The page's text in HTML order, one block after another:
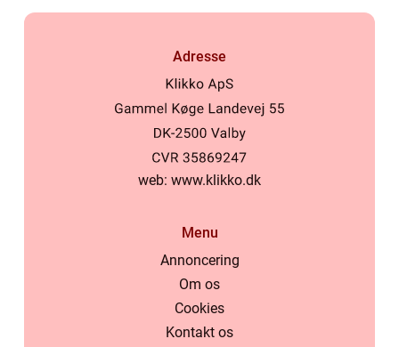
Adresse
web: www.klikko.dk
Menu
Annoncering
Om os
Cookies
Kontakt os